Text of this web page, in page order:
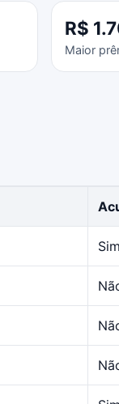
R$
Maior
Sim